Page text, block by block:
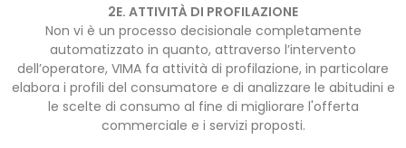
2E. ATTIVITÀ DI PROFILAZIONE
Non vi è un processo decisionale completamente
automatizzato in quanto, attraverso l’intervento
dell’operatore, VIMA fa attività di profilazione, in particolare
elabora i profili del consumatore e di analizzare le abitudini e
le scelte di consumo al fine di migliorare l'offerta
commerciale e i servizi proposti.